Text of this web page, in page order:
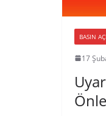
BASIN
17